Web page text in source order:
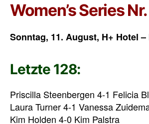
Women’s Series
Sonntag, 11. August, H+ Hotel
Letzte 128:
Priscilla Steenbergen 4-1 Felicia
Laura Turner 4-1 Vanessa
Kim Holden 4-0 Kim Palstra